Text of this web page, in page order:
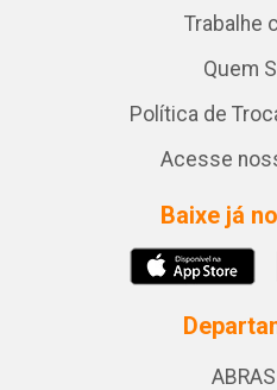
Trabalhe
Quem
Política de
Acesse
Baixe já